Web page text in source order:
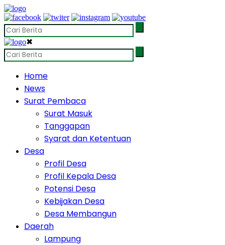
✖
Home
News
Surat Pembaca
Surat Masuk
Tanggapan
Syarat dan Ketentuan
Desa
Profil Desa
Profil Kepala Desa
Potensi Desa
Kebijakan Desa
Desa Membangun
Daerah
Lampung